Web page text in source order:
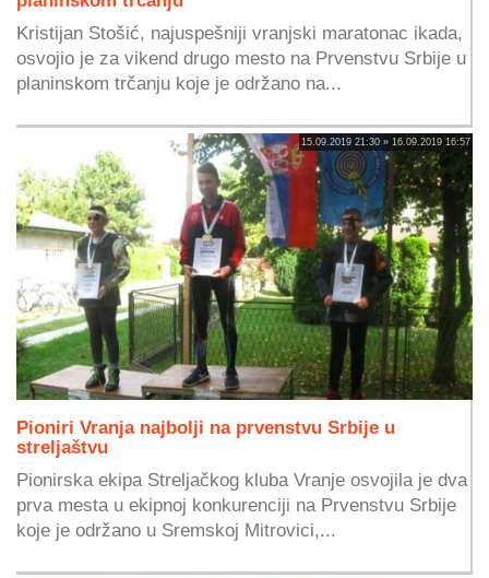
Kristijan Stošić, najuspešniji vranjski maratonac ikada,
osvojio je za vikend drugo mesto na Prvenstvu Srbije u
planinskom trčanju koje je održano na...
15.09.2019 21:30 » 16.09.2019 16:57
Pioniri Vranja najbolji na prvenstvu Srbije u
streljaštvu
Pionirska ekipa Streljačkog kluba Vranje osvojila je dva
prva mesta u ekipnoj konkurenciji na Prvenstvu Srbije
koje je održano u Sremskoj Mitrovici,...